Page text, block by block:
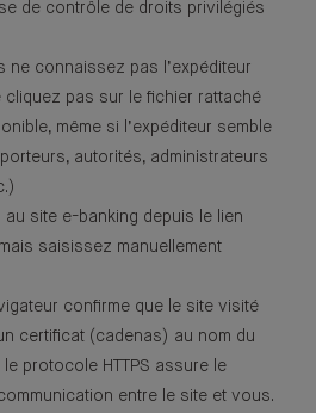
de contrôle de droits privilégiés
ne connaissez pas l’expéditeur
cliquez pas sur le fichier rattaché
même si l’expéditeur semble
autorités, administrateurs
au site e-banking depuis le lien
saisissez manuellement
confirme que le site visité
certificat (cadenas) au nom du
protocole HTTPS assure le
entre le site et vous.